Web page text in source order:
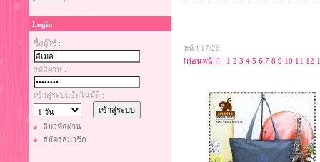
Login
ชื่อผู้ใช้ :
รหัสผ่าน :
เข้าสู่ระบบอัตโนมัติ :
ลืมรหัสผ่าน
สมัครสมาชิก
หน้า 17/26
[ก่อนหน้า]
1 2 3 4 5 6 7 8 9 10 11 12